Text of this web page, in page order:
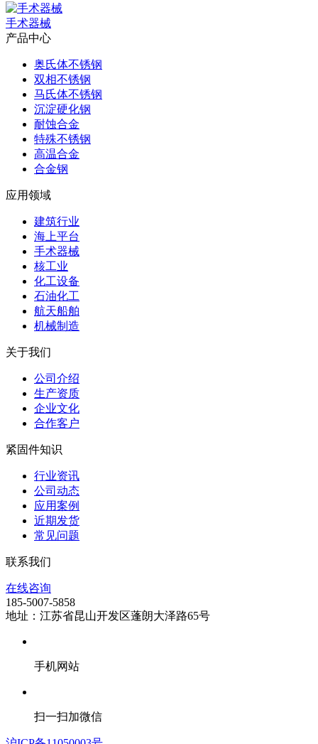
手术器械
产品中心
奥氏体不锈钢
双相不锈钢
马氏体不锈钢
沉淀硬化钢
耐蚀合金
特殊不锈钢
高温合金
合金钢
应用领域
建筑行业
海上平台
手术器械
核工业
化工设备
石油化工
航天船舶
机械制造
关于我们
公司介绍
生产资质
企业文化
合作客户
紧固件知识
行业资讯
公司动态
应用案例
近期发货
常见问题
联系我们
在线咨询
185-5007-5858
地址：江苏省昆山开发区蓬朗大泽路65号
手机网站
扫一扫加微信